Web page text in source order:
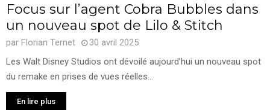
Focus sur l’agent Cobra Bubbles dans
un nouveau spot de Lilo & Stitch
par Florian Ternet
30 avril 2025
Les Walt Disney Studios ont dévoilé aujourd’hui un nouveau spot
du remake en prises de vues réelles...
En lire plus